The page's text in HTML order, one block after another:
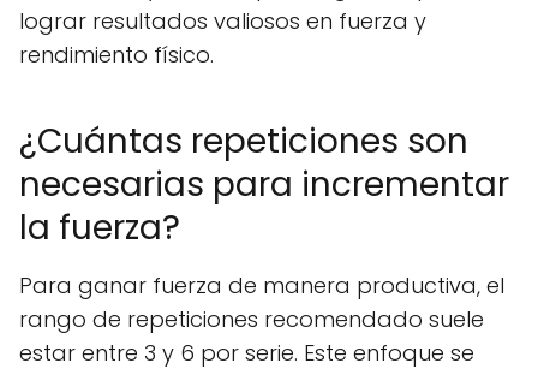
lograr resultados valiosos en fuerza y
rendimiento físico.
¿Cuántas repeticiones son
necesarias para incrementar
la fuerza?
Para ganar fuerza de manera productiva, el
rango de repeticiones recomendado suele
estar entre 3 y 6 por serie. Este enfoque se